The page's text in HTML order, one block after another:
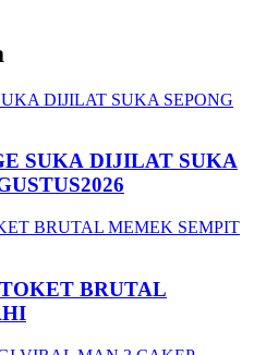
SUKA DIJILAT SUKA
BRUTAL